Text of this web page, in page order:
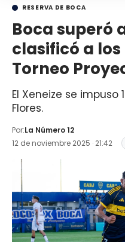
RESERVA DE BOCA
Boca superó
clasificó a
Torneo
El Xeneize se
Flores.
Por:La Número 12
12 de noviembre 2025 · 21:42